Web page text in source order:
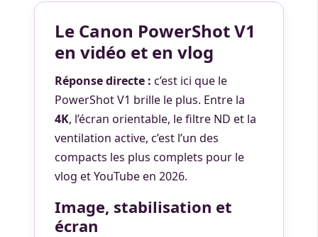
Le Canon PowerShot V1
en vidéo et en vlog
Réponse directe : c’est ici que le
PowerShot V1 brille le plus. Entre la
4K, l’écran orientable, le filtre ND et la
ventilation active, c’est l’un des
compacts les plus complets pour le
vlog et YouTube en 2026.
Image, stabilisation et
écran